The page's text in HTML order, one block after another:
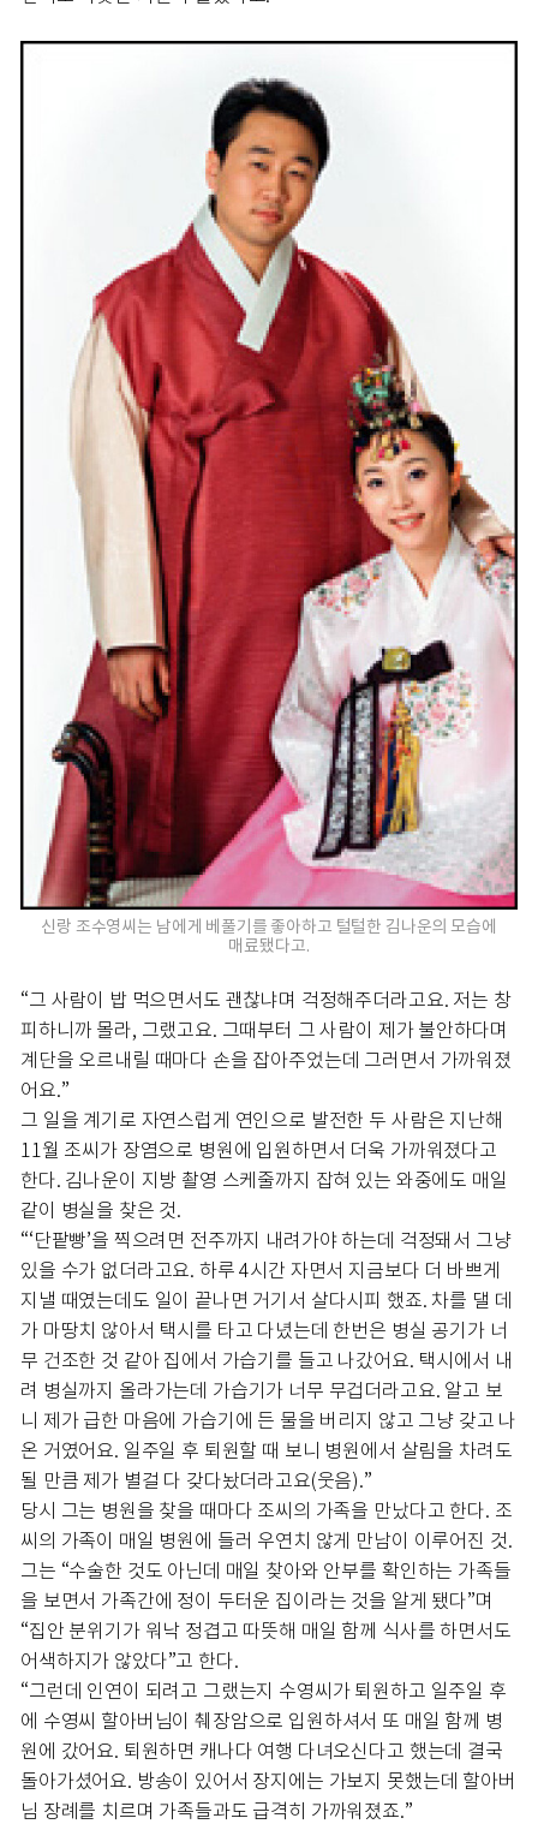
신랑 조수영씨는 남에게 베풀기를 좋아하고 털털한 김나운의 모습에
매료됐다고.
“그 사람이 밥 먹으면서도 괜찮냐며 걱정해주더라고요. 저는 창
피하니까 몰라, 그랬고요. 그때부터 그 사람이 제가 불안하다며
계단을 오르내릴 때마다 손을 잡아주었는데 그러면서 가까워졌
어요.”
그 일을 계기로 자연스럽게 연인으로 발전한 두 사람은 지난해
11월 조씨가 장염으로 병원에 입원하면서 더욱 가까워졌다고
한다. 김나운이 지방 촬영 스케줄까지 잡혀 있는 와중에도 매일
같이 병실을 찾은 것.
“‘단팥빵’을 찍으려면 전주까지 내려가야 하는데 걱정돼서 그냥
있을 수가 없더라고요. 하루 4시간 자면서 지금보다 더 바쁘게
지낼 때였는데도 일이 끝나면 거기서 살다시피 했죠. 차를 댈 데
가 마땅치 않아서 택시를 타고 다녔는데 한번은 병실 공기가 너
무 건조한 것 같아 집에서 가습기를 들고 나갔어요. 택시에서 내
려 병실까지 올라가는데 가습기가 너무 무겁더라고요. 알고 보
니 제가 급한 마음에 가습기에 든 물을 버리지 않고 그냥 갖고 나
온 거였어요. 일주일 후 퇴원할 때 보니 병원에서 살림을 차려도
될 만큼 제가 별걸 다 갖다놨더라고요(웃음).”
당시 그는 병원을 찾을 때마다 조씨의 가족을 만났다고 한다. 조
씨의 가족이 매일 병원에 들러 우연치 않게 만남이 이루어진 것.
그는 “수술한 것도 아닌데 매일 찾아와 안부를 확인하는 가족들
을 보면서 가족간에 정이 두터운 집이라는 것을 알게 됐다”며
“집안 분위기가 워낙 정겹고 따뜻해 매일 함께 식사를 하면서도
어색하지가 않았다”고 한다.
“그런데 인연이 되려고 그랬는지 수영씨가 퇴원하고 일주일 후
에 수영씨 할아버님이 췌장암으로 입원하셔서 또 매일 함께 병
원에 갔어요. 퇴원하면 캐나다 여행 다녀오신다고 했는데 결국
돌아가셨어요. 방송이 있어서 장지에는 가보지 못했는데 할아버
님 장례를 치르며 가족들과도 급격히 가까워졌죠.”